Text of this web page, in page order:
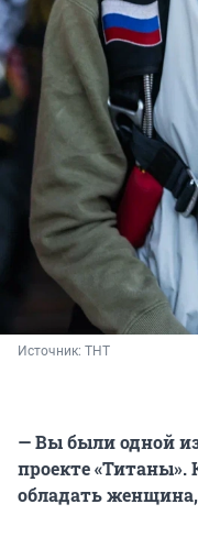
Источник: ТНТ
— Вы были одной
проекте
обладать